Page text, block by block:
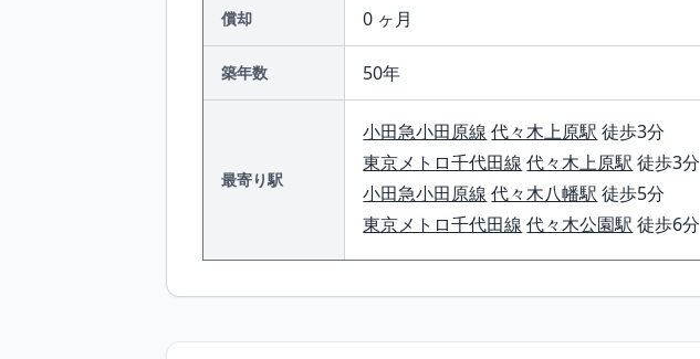
償却 0 ヶ月
築年数 50年
最寄り駅
小田急小田原線 代々木上原駅 徒歩3分
東京メトロ千代田線 代々木上原駅 徒歩3分
小田急小田原線 代々木八幡駅 徒歩5分
東京メトロ千代田線 代々木公園駅 徒歩6分